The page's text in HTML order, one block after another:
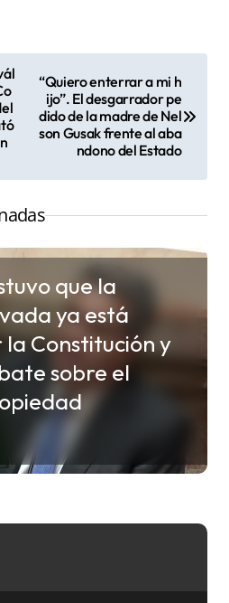
“Quiero enterrar a mi h
ijo”. El desgarrador pe
dido de la madre de Nel
son Gusak frente al aba
ndono del Estado
que la
ya está
Constitución y
sobre el